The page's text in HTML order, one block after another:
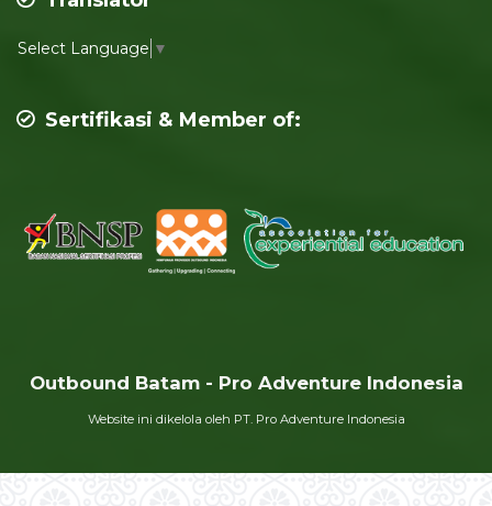
Select Language ▼
Sertifikasi & Member of:
Outbound Batam - Pro Adventure Indonesia
Website ini dikelola oleh PT. Pro Adventure Indonesia